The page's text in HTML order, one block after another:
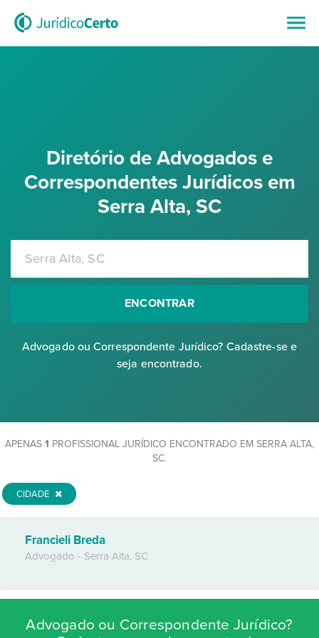
Diretório de Advogados e
Correspondentes Jurídicos em
Serra Alta, SC
ENCONTRAR
Advogado ou Correspondente Jurídico? Cadastre-se e
seja encontrado.
APENAS 1 PROFISSIONAL JURÍDICO ENCONTRADO EM SERRA ALTA,
SC.
CIDADE
Francieli Breda
Advogado - Serra Alta, SC
Advogado ou Correspondente Jurídico?